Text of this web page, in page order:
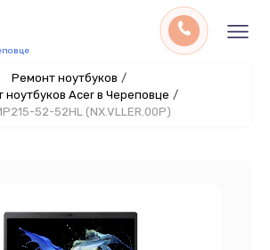
Ремонт ноутбуков /
ноутбуков Acer в Череповце /
52-52HL (NX.VLLER.00P)